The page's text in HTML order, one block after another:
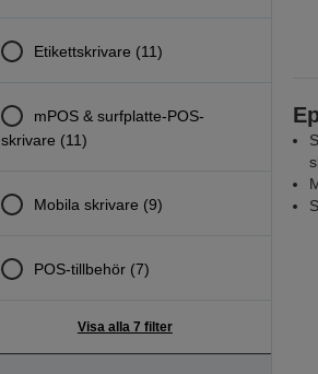
Etikettskrivare (11)
mPOS & surfplatte-POS-
skrivare (11)
Mobila skrivare (9)
POS-tillbehör (7)
Visa alla 7 filter